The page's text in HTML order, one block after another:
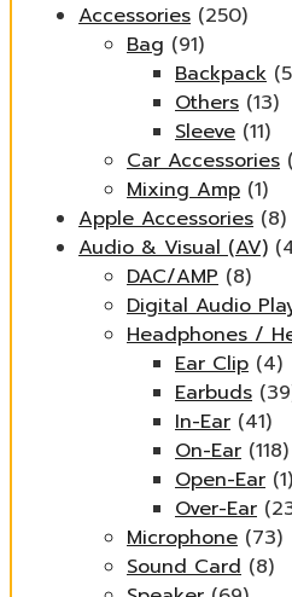
Accessories (250)
Bag (91)
Backpack
Others (13)
Sleeve (11)
Car Accessories
Mixing Amp (1)
Apple Accessories (8)
Audio & Visual (AV)
DAC/AMP (8)
Digital Audio
Headphones /
Ear Clip (4)
Earbuds
In-Ear (41)
On-Ear (118)
Open-Ear (1)
Over-Ear
Microphone (73)
Sound Card (8)